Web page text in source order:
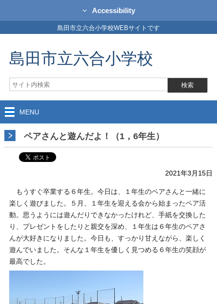
Accessibility
島田市立六合小学校WEBサイトです
島田市立六合小学校
MENU
ペアさんと遊んだよ！（1，6年生）
2021年3月15日
もうすぐ卒業する６年生。今日は、１年生のペアさんと一緒に
楽しく遊びました。５月、１年生を迎える会から始まったペア活
動。思うようには遊んだりできなかったけれど、手紙を交換した
り、プレゼントをしたりと親交を深め、１年生は６年生のペアさ
んが大好きになりました。今日も、すっかり甘えながら、楽しく
遊んでいました。そんな１年生を優しく見つめる６年生の笑顔が
最高でした。